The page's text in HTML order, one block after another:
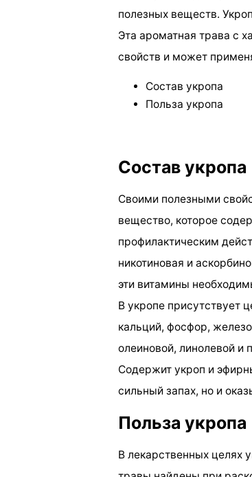
полезных веществ.
Эта ароматная трава с
свойств и может
Состав укропа
Польза укропа
Состав укропа
Своими полезными
вещество, которое
профилактическим
никотиновая и
эти витамины
В укропе присутствует
кальций, фосфор,
олеиновой, линолевой и
Содержит укроп и
сильный запах, но и
Польза укропа
В лекарственных целях